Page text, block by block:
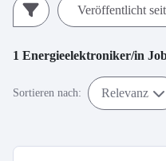
Veröffentlicht seit
1 Energieelektroniker/in
Sortieren nach: Relevanz